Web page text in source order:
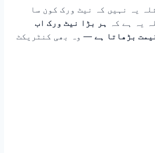
یہ نہیں کہ نیٹ ورک کون سا
یہ ہے کہ
ہر بڑا نیٹ ورک اب
بڑھاتا ہے — وہ بھی کنٹریکٹ